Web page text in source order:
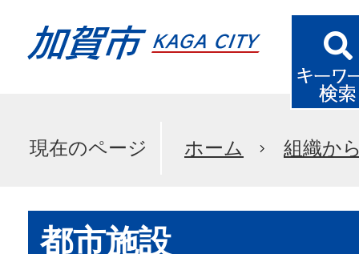
現在のページ ホーム 組織か
都市施設